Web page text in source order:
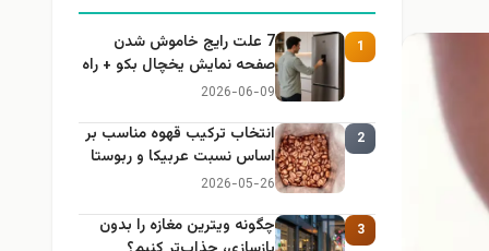
1
7 علت رایج خاموش شدن
صفحه نمایش یخچال بکو + راه
حل
2026-06-09
2
انتخاب ترکیب قهوه مناسب بر
اساس نسبت عربیکا و ربوستا
2026-05-26
3
چگونه ویترین مغازه را بدون